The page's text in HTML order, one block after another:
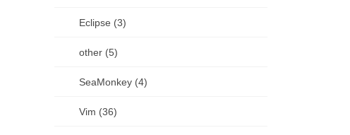
Eclipse (3)
other (5)
SeaMonkey (4)
Vim (36)